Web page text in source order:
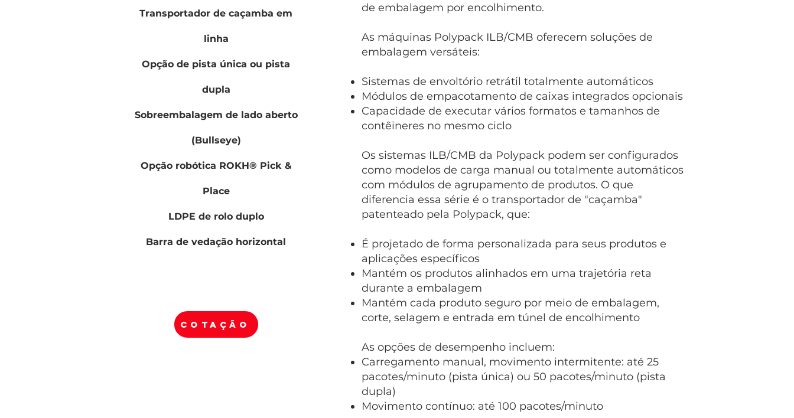
Transportador de caçamba em
linha
Opção de pista única ou pista
dupla
Sobreembalagem de lado aberto
(Bullseye)
Opção robótica ROKH® Pick &
Place
LDPE de rolo duplo
Barra de vedação horizontal
COTAÇÃO
de embalagem por encolhimento.
As máquinas Polypack ILB/CMB oferecem soluções de
embalagem versáteis:
Sistemas de envoltório retrátil totalmente automáticos
Módulos de empacotamento de caixas integrados opcionais
Capacidade de executar vários formatos e tamanhos de
contêineres no mesmo ciclo
Os sistemas ILB/CMB da Polypack podem ser configurados
como modelos de carga manual ou totalmente automáticos
com módulos de agrupamento de produtos. O que
diferencia essa série é o transportador de "caçamba"
patenteado pela Polypack, que:
É projetado de forma personalizada para seus produtos e
aplicações específicos
Mantém os produtos alinhados em uma trajetória reta
durante a embalagem
Mantém cada produto seguro por meio de embalagem,
corte, selagem e entrada em túnel de encolhimento
As opções de desempenho incluem:
Carregamento manual, movimento intermitente: até 25
pacotes/minuto (pista única) ou 50 pacotes/minuto (pista
dupla)
Movimento contínuo: até 100 pacotes/minuto